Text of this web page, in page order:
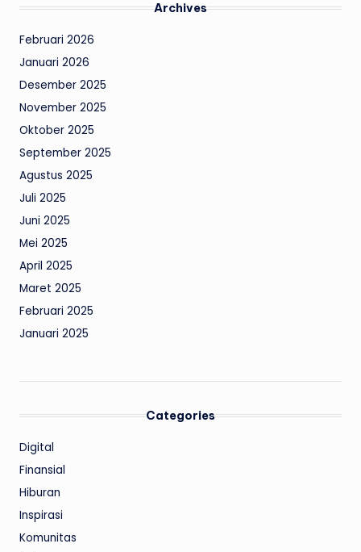
Archives
Februari 2026
Januari 2026
Desember 2025
November 2025
Oktober 2025
September 2025
Agustus 2025
Juli 2025
Juni 2025
Mei 2025
April 2025
Maret 2025
Februari 2025
Januari 2025
Categories
Digital
Finansial
Hiburan
Inspirasi
Komunitas